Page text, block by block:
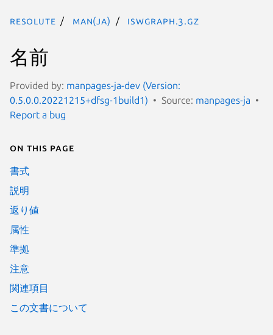
resolute man(ja) iswgraph.3.gz
名前
Provided by: manpages-ja-dev (Version:
0.5.0.0.20221215+dfsg-1build1)
Source: manpages-ja
Report a bug
On this page
書式
説明
返り値
属性
準拠
注意
関連項目
この文書について